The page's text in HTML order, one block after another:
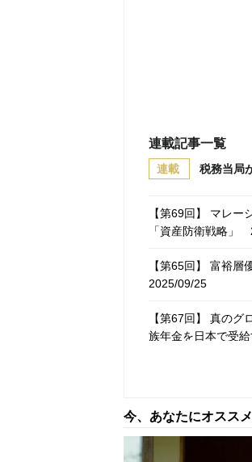
連載記事一覧
連載 税務当局
【第69回】 マレ
「資産防衛戦略」
【第65回】 富裕
2025/09/25
【第67回】 真の
族年金を日本で受
【第66回】 外国
【第65回】 富裕層
今、あなたにオススメ